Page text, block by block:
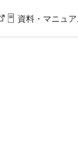
資料・マニュ